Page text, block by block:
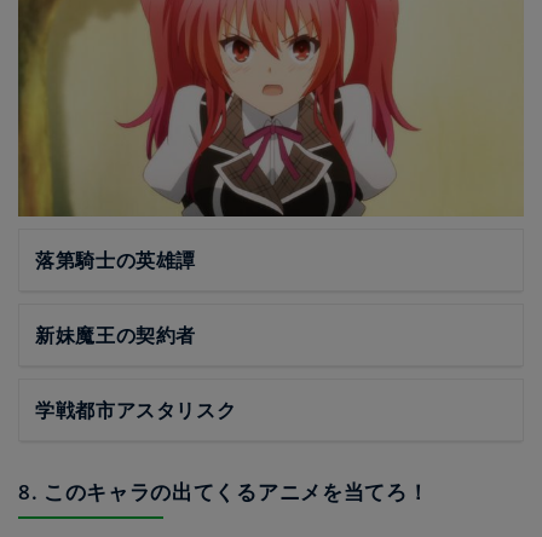
落第騎士の英雄譚
新妹魔王の契約者
学戦都市アスタリスク
8. このキャラの出てくるアニメを当てろ！